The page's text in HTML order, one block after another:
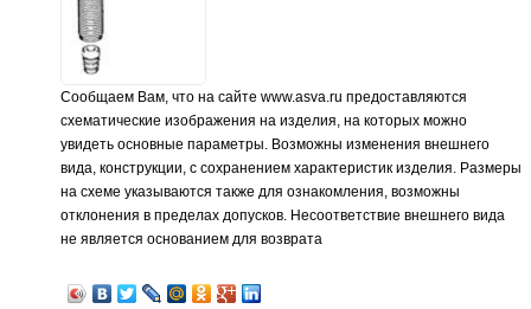
Сообщаем Вам, что на сайте www.asva.ru предоставляются
схематические изображения на изделия, на которых можно
увидеть основные параметры. Возможны изменения внешнего
вида, конструкции, с сохранением характеристик изделия. Размеры
на схеме указываются также для ознакомления, возможны
отклонения в пределах допусков. Несоответствие внешнего вида
не является основанием для возврата